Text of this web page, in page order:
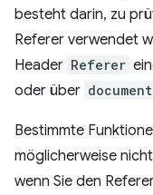
besteht darin, zu
Referer verwendet
Header Referer
oder über
Bestimmte
möglicherweise
wenn Sie den